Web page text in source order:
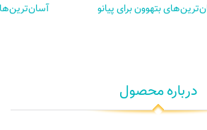
بتهوون برای پیانو
درباره محصول